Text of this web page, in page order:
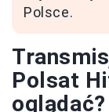
Polsce.
Polsat
oglądać?